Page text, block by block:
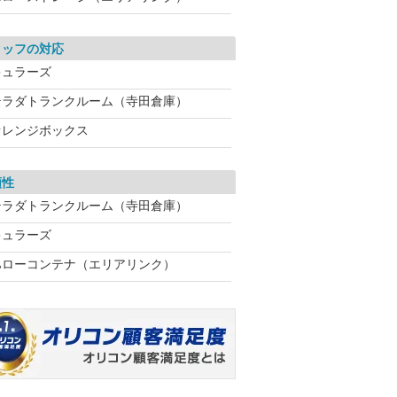
フの対応
ラーズ
ダトランクルーム（寺田倉庫）
ンジボックス
ダトランクルーム（寺田倉庫）
ラーズ
ーコンテナ（エリアリンク）